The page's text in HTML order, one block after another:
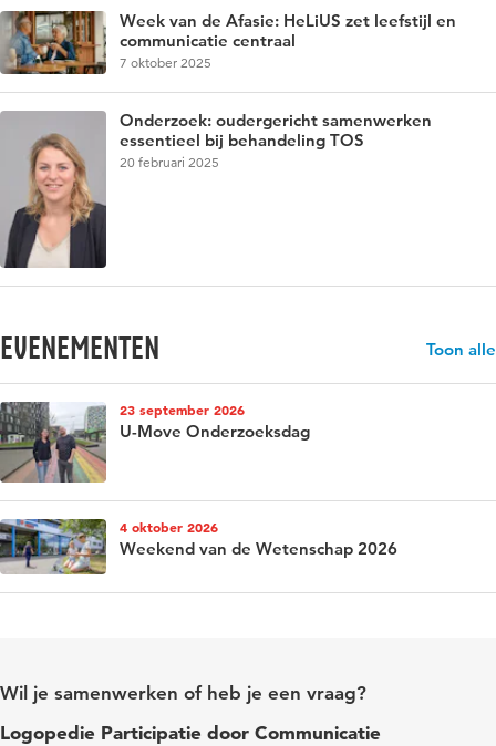
Week van de Afasie: HeLiUS zet leefstijl en
communicatie centraal
7 oktober 2025
Onderzoek: oudergericht samenwerken
essentieel bij behandeling TOS
20 februari 2025
evenementen Toon alle
U-Move Onderzoeksdag
23 september 2026
Weekend van de Wetenschap 2026
4 oktober 2026
Wil je samenwerken of heb je een vraag?
Logopedie Participatie door Communicatie